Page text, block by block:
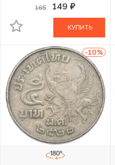
165 149 руб.
В КОРЗИНЕ
КУПИТЬ
-10%